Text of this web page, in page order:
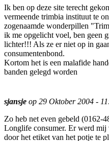
Ik ben op deze site terecht
vermeende trimbia instituut te
zogenaamde wonderpillen
ik me opgelicht voel, ben geen
lichter!!! Als ze er niet op in
consumentenbond.
Kortom het is een malafide
banden gelegd worden
sjansje op 29 Oktober 2004 -
Zo heb net even gebeld (0162-
Longlife consumer. Er werd
door het etiket van het potje te